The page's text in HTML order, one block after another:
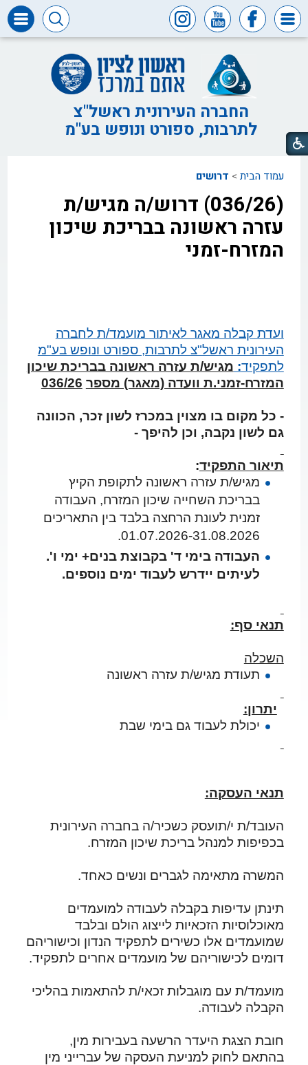
ומכרזים
חופש
המידע
דבר
ראש
דבר
דירקטוריון
החברה
צור
החברה העירונית ראשל"צ
לתרבות, ספורט ונופש בע"מ
עמוד הבית > דרושים
(036/26) דרוש/ה מגיש/ת
עזרה ראשונה בבריכת שיכון
המזרח-זמני
ועדת קבלה מאגר לאיתור מועמד/ת לחברה
העירונית ראשל"צ לתרבות, ספורט ונופש בע"מ
לתפקיד: מגיש/ת עזרה ראשונה בבריכת שיכון
המזרח-זמני.ת וועדה (מאגר) מספר 036/26
- כל מקום בו מצוין במכרז לשון זכר, הכוונה
גם לשון נקבה, וכן להיפך -
תיאור התפקיד:
מגיש/ת עזרה ראשונה לתקופת הקיץ
בבריכת השחייה שיכון המזרח, העבודה
זמנית לעונת הרחצה בלבד בין התאריכים
01.07.2026-31.08.2026.
העבודה בימי ד' בקבוצת בנים+ ימי ו'.
לעיתים יידרש לעבוד ימים נוספים.
תנאי סף:
השכלה
תעודת מגיש/ת עזרה ראשונה
יתרון:
יכולת לעבוד גם בימי שבת
תנאי העסקה:
העובד/ת י/תועסק כשכיר/ה בחברה העירונית
בכפיפות למנהל בריכת שיכון המזרח.
המשרה מתאימה לגברים ונשים כאחד.
תינתן עדיפות בקבלה לעבודה למועמדים
מאוכלוסיות הזכאיות לייצוג הולם ובלבד
שמועמדים אלו כשירים לתפקיד הנדון וכישוריהם
דומים לכישוריהם של מועמדים אחרים לתפקיד.
מועמד/ת עם מוגבלות זכאי/ת להתאמות בהליכי
הקבלה לעבודה.
חובת הצגת היעדר הרשעה בעבירות מין,
בהתאם לחוק למניעת העסקה של עברייני מין